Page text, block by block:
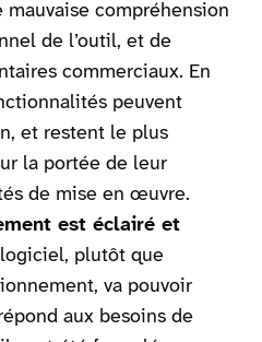
mauvaise compréhension
de l’outil, et de
commerciaux. En
peuvent
et restent le plus
la portée de leur
de mise en œuvre.
est éclairé et
plutôt que
va pouvoir
aux besoins de